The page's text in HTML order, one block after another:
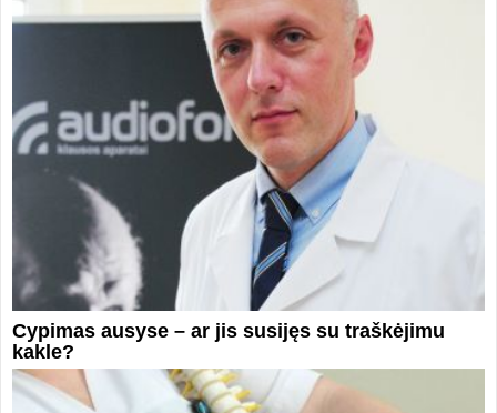
Cypimas ausyse – ar jis susijęs su traškėjimu
kakle?